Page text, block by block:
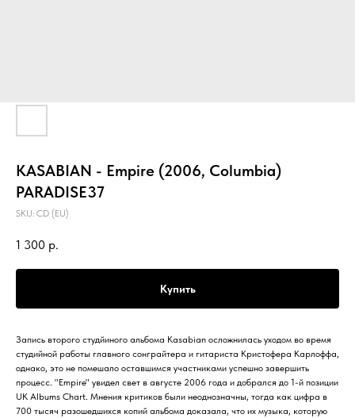
KASABIAN - Empire (2006, Columbia)
PARADISE37
SKU: CD (EU)
1 300 р.
Купить
Запись второго студйиного альбома Kasabian осложнилась уходом во время
студийной работы главного сонграйтера и гитариста Кристофера Карлоффа,
однако, это не помешало оставшимся участниками успешно завершить
процесс. "Empire" увидел свет в августе 2006 года и добрался до 1-й позиции
UK Albums Chart. Мнения критиков были неоднозначны, тогда как цифра в
700 тысяч разошедшихся копий альбома доказала, что их музыка, которую